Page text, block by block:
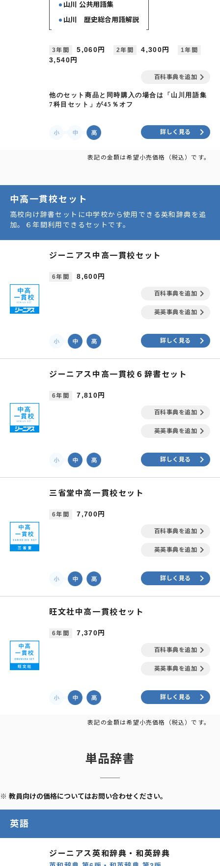
山川 公共用語集
山川 歴史総合用語解説
3年間 5,060円 2年間 4,300円 1年間
3,540円
百科事典を追加keyboard_arrow_right
他のセット商品と同時購入の場合は「山川用語集
7科目セット」が45％オフ
詳しく見る keyboard_arrow_right
表記の金額は希望小売価格（税込）です。
中高一貫校セット
高校向け辞書セットに中学校から使用できる英和辞典を追
加。６年間利用できるセットです。
ジーニアス中高一貫校セット
6年間 8,600円
百科事典を追加keyboard_arrow_right
英英事典を追加keyboard_arrow_right
詳しく見る keyboard_arrow_right
ジーニアス中高一貫校６辞書セット
6年間 7,810円
百科事典を追加keyboard_arrow_right
英英事典を追加keyboard_arrow_right
詳しく見る keyboard_arrow_right
三省堂中高一貫校セット
6年間 7,700円
百科事典を追加keyboard_arrow_right
英英事典を追加keyboard_arrow_right
詳しく見る keyboard_arrow_right
旺文社中高一貫校セット
6年間 7,370円
百科事典を追加keyboard_arrow_right
英英事典を追加keyboard_arrow_right
詳しく見る keyboard_arrow_right
表記の金額は希望小売価格（税込）です。
単品辞書
※ 教員向けの価格についてはお問い合わせください。
英語
ジーニアス英和辞典・和英辞典